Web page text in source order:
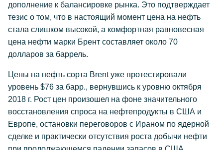
дополнение к балансировке рынка. Это подтверждает
тезис о том, что в настоящий момент цена на нефть
стала слишком высокой, а комфортная равновесная
цена нефти марки Брент составляет около 70
долларов за баррель.
Цены на нефть сорта Brent уже протестировали
уровень $76 за барр., вернувшись к уровню октября
2018 г. Рост цен произошел на фоне значительного
восстановления спроса на нефтепродукты в США и
Европе, остановки переговоров с Ираном по ядерной
сделке и практически отсутствия роста добычи нефти